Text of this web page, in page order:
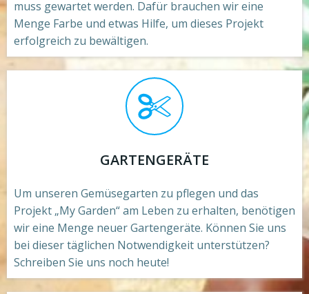
muss gewartet werden. Dafür brauchen wir eine
Menge Farbe und etwas Hilfe, um dieses Projekt
erfolgreich zu bewältigen.
GARTENGERÄTE
Um unseren Gemüsegarten zu pflegen und das
Projekt „My Garden“ am Leben zu erhalten, benötigen
wir eine Menge neuer Gartengeräte. Können Sie uns
bei dieser täglichen Notwendigkeit unterstützen?
Schreiben Sie uns noch heute!